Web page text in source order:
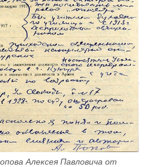
Алексея Павловича от